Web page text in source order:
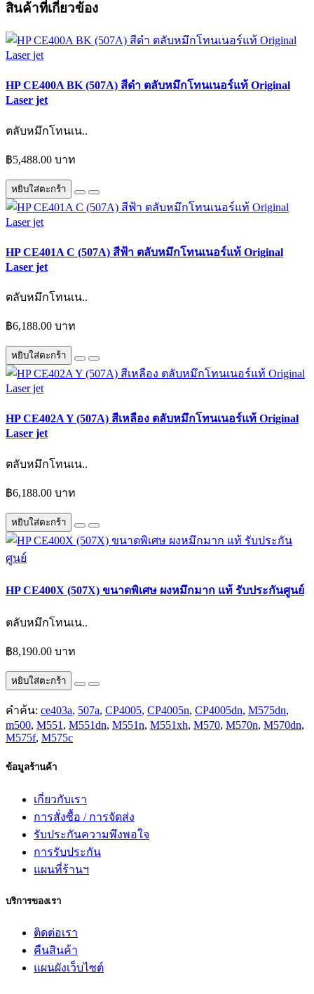
สินค้าที่เกี่ยวข้อง
HP CE400A BK (507A) สีดำ ตลับหมึกโทนเนอร์แท้ Original
Laser jet
ตลับหมึกโทนเน..
฿5,488.00 บาท
หยิบใส่ตะกร้า
HP CE401A C (507A) สีฟ้า ตลับหมึกโทนเนอร์แท้ Original
Laser jet
ตลับหมึกโทนเน..
฿6,188.00 บาท
หยิบใส่ตะกร้า
HP CE402A Y (507A) สีเหลือง ตลับหมึกโทนเนอร์แท้ Original
Laser jet
ตลับหมึกโทนเน..
฿6,188.00 บาท
หยิบใส่ตะกร้า
HP CE400X (507X) ขนาดพิเศษ ผงหมึกมาก แท้ รับประกันศูนย์
ตลับหมึกโทนเน..
฿8,190.00 บาท
หยิบใส่ตะกร้า
คำค้น: ce403a, 507a, CP4005, CP4005n, CP4005dn, M575dn,
m500, M551 , M551dn, M551n, M551xh, M570, M570n, M570dn,
M575f, M575c
ข้อมูลร้านค้า
เกี่ยวกับเรา
การสั่งซื้อ / การจัดส่ง
รับประกันความพึงพอใจ
การรับประกัน
แผนที่ร้านฯ
บริการของเรา
ติดต่อเรา
คืนสินค้า
แผนผังเว็บไซต์